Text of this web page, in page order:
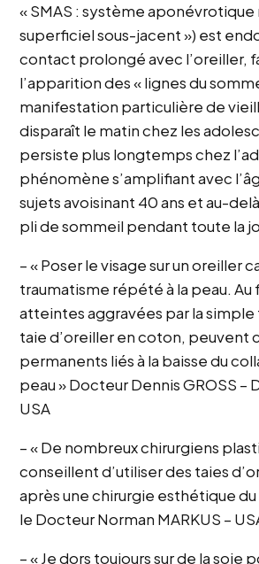
« SMAS : système aponévrotique
superficiel sous-jacent ») est
contact prolongé avec l’oreiller,
l’apparition des « lignes du
manifestation particulière de
disparaît le matin chez les
persiste plus longtemps chez
phénomène s’amplifiant avec
sujets avoisinant 40 ans et au-
pli de sommeil pendant toute la
– « Poser le visage sur un oreiller
traumatisme répété à la peau. Au
atteintes aggravées par la simple
taie d’oreiller en coton, peuvent
permanents liés à la baisse du
peau » Docteur Dennis GROSS –
USA
– « De nombreux chirurgiens
conseillent d’utiliser des taies
après une chirurgie esthétique
le Docteur Norman MARKUS –
– « Je dors toujours sur de la soie